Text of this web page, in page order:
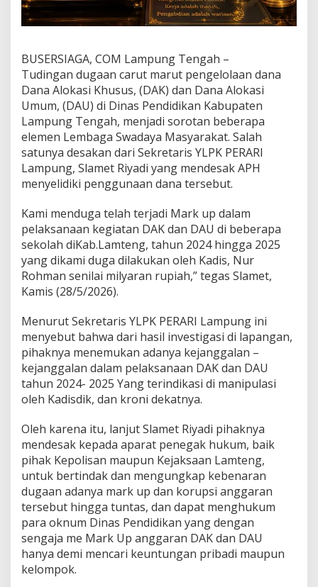
L
p
u
n
g
y
g
a
k
a
n
m
n
g
u
k
a
p
d
a
a
n
k
a
s
u
p
e
i
d
i
k
a
n
l
a
BUSERSIAGA, COM Lampung Tengah –
Tudingan dugaan carut marut pengelolaan dana
Dana Alokasi Khusus, (DAK) dan Dana Alokasi
Umum, (DAU) di Dinas Pendidikan Kabupaten
Lampung Tengah, menjadi sorotan beberapa
elemen Lembaga Swadaya Masyarakat. Salah
satunya desakan dari Sekretaris YLPK PERARI
Lampung, Slamet Riyadi yang mendesak APH
menyelidiki penggunaan dana tersebut.
Kami menduga telah terjadi Mark up dalam
pelaksanaan kegiatan DAK dan DAU di beberapa
sekolah diKab.Lamteng, tahun 2024 hingga 2025
yang dikami duga dilakukan oleh Kadis, Nur
Rohman senilai milyaran rupiah,” tegas Slamet,
Kamis (28/5/2026).
Menurut Sekretaris YLPK PERARI Lampung ini
menyebut bahwa dari hasil investigasi di lapangan,
pihaknya menemukan adanya kejanggalan –
kejanggalan dalam pelaksanaan DAK dan DAU
tahun 2024- 2025 Yang terindikasi di manipulasi
oleh Kadisdik, dan kroni dekatnya.
Oleh karena itu, lanjut Slamet Riyadi pihaknya
mendesak kepada aparat penegak hukum, baik
pihak Kepolisan maupun Kejaksaan Lamteng,
untuk bertindak dan mengungkap kebenaran
dugaan adanya mark up dan korupsi anggaran
tersebut hingga tuntas, dan dapat menghukum
para oknum Dinas Pendidikan yang dengan
sengaja me Mark Up anggaran DAK dan DAU
hanya demi mencari keuntungan pribadi maupun
kelompok.